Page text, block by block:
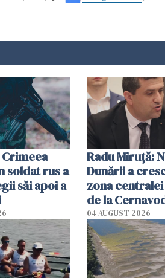
soldat rus a
săi apoi a
Radu Miruţă:
Dunării a
zona
de la
cm faţă de
04 AUGUST 2026